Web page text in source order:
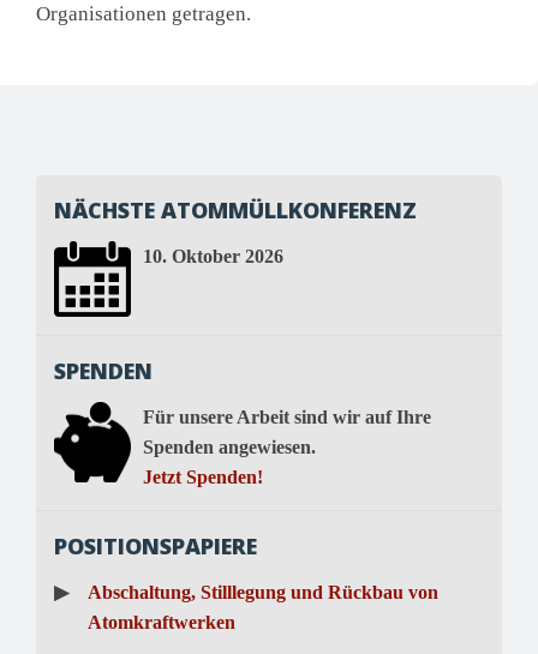
Organisationen getragen.
NÄCHSTE ATOMMÜLLKONFERENZ
10. Oktober 2026
SPENDEN
Für unsere Arbeit sind wir auf Ihre
Spenden angewiesen.
Jetzt Spenden!
POSITIONSPAPIERE
▶
Abschaltung, Stilllegung und Rückbau von
Atomkraftwerken